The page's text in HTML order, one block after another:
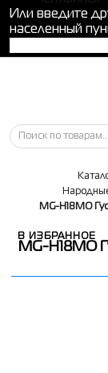
Или введите
населенный
MG-H18MO
В ИЗБРАННОЕ
MG-H18MO